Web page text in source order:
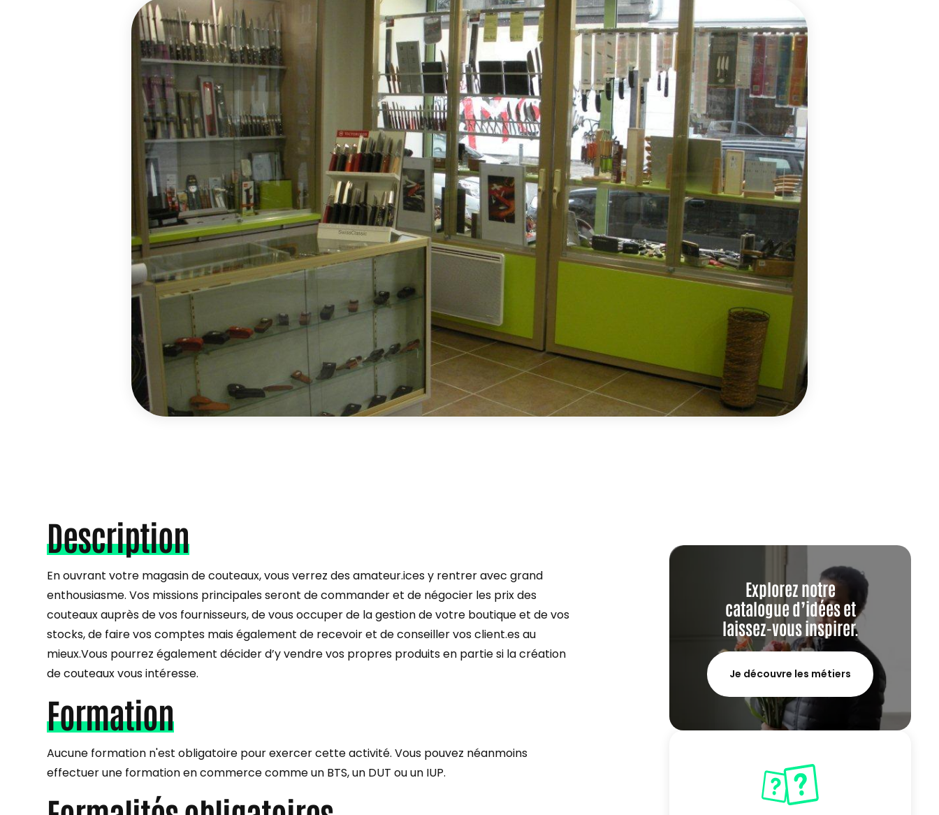
Description
En ouvrant votre magasin de couteaux, vous verrez des amateur.ices y rentrer avec grand
enthousiasme. Vos missions principales seront de commander et de négocier les prix des
couteaux auprès de vos fournisseurs, de vous occuper de la gestion de votre boutique et de vos
stocks, de faire vos comptes mais également de recevoir et de conseiller vos client.es au
mieux.Vous pourrez également décider d’y vendre vos propres produits en partie si la création
de couteaux vous intéresse.
Formation
Aucune formation n'est obligatoire pour exercer cette activité. Vous pouvez néanmoins
effectuer une formation en commerce comme un BTS, un DUT ou un IUP.
Explorez notre
catalogue d’idées et
laissez-vous inspirer.
Je découvre les métiers